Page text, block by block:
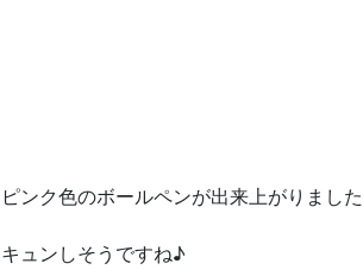
ンク色のボールペンが出来上がりました
ュンしそうですね♪